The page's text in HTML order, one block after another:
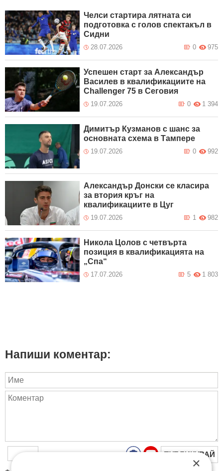
Челси стартира лятната си
подготовка с голов спектакъл в
Сидни
28.07.2026 975
0
Успешен старт за Александър
Василев в квалификациите на
Challenger 75 в Сеговия
19.07.2026 1 394
0
Димитър Кузманов с шанс за
основната схема в Тампере
19.07.2026 992
0
Александър Донски се класира
за втория кръг на
квалификациите в Цуг
19.07.2026 982
1
Никола Цолов с четвърта
позиция в квалификацията на
„Спа“
17.07.2026 1 803
5
Напиши коментар:
ПУБЛИКУВАЙ
×